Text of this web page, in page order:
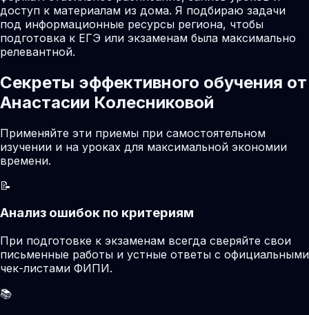
доступ к материалам из дома. Я подбираю задачи
под информационные ресурсы региона, чтобы
подготовка к ЕГЭ или экзаменам была максимально
релевантной.
Секреты эффективного обучения от
Анастасии Колесниковой
Применяйте эти приемы при самостоятельном
изучении и на уроках для максимальной экономии
времени.
📝
Анализ ошибок по критериям
При подготовке к экзаменам всегда сверяйте свои
письменные работы и устные ответы с официальными
чек-листами ФИПИ.
📚